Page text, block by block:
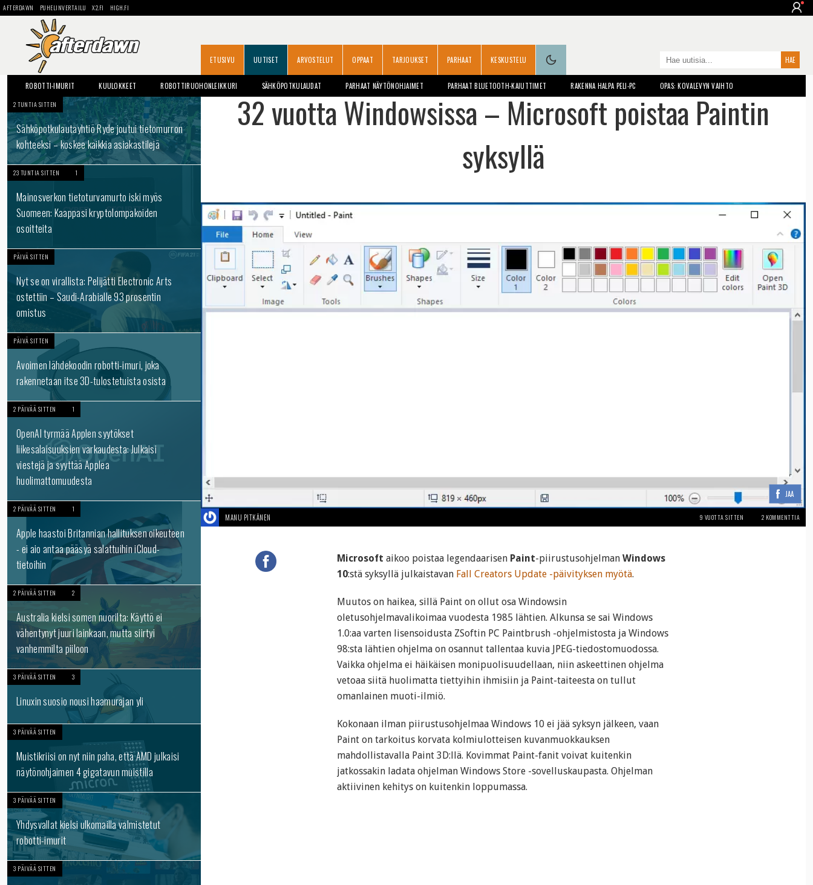
AFTERDAWN PUHELINVERTAILU X2.FI HIGH.FI
ETUSIVU UUTISET ARVOSTELUT OPPAAT TARJOUKSET PARHAAT KESKUSTELU
ROBOTTI-IMURIT KUULOKKEET ROBOTTIRUOHONLEIKKURI SÄHKÖPOTKULAUDAT PARHAAT NÄYTÖNOHJAIMET PARHAAT BLUETOOTH-KAIUTTIMET RAKENNA HALPA PELI-PC OPAS: KOVALEVYN VAIHTO
2 TUNTIA SITTEN
Sähköpotkulautayhtiö Ryde joutui tietomurron
kohteeksi – koskee kaikkia asiakastilejä
23 TUNTIA SITTEN 1
Mainosverkon tietoturvamurto iski myös
Suomeen: Kaappasi kryptolompakoiden
osoitteita
PÄIVÄ SITTEN
Nyt se on virallista: Pelijätti Electronic Arts
ostettiin – Saudi-Arabialle 93 prosentin
omistus
PÄIVÄ SITTEN
Avoimen lähdekoodin robotti-imuri, joka
rakennetaan itse 3D-tulostetuista osista
2 PÄIVÄÄ SITTEN 1
OpenAI tyrmää Applen syytökset
liikesalaisuuksien varkaudesta: Julkaisi
viestejä ja syyttää Applea
huolimattomuudesta
2 PÄIVÄÄ SITTEN 1
Apple haastoi Britannian hallituksen oikeuteen
- ei aio antaa pääsyä salattuihin iCloud-
tietoihin
2 PÄIVÄÄ SITTEN 2
Australia kielsi somen nuorilta: Käyttö ei
vähentynyt juuri lainkaan, mutta siirtyi
vanhemmilta piiloon
3 PÄIVÄÄ SITTEN 3
Linuxin suosio nousi haamurajan yli
3 PÄIVÄÄ SITTEN
Muistikriisi on nyt niin paha, että AMD julkaisi
näytönohjaimen 4 gigatavun muistilla
3 PÄIVÄÄ SITTEN
Yhdysvallat kielsi ulkomailla valmistetut
robotti-imurit
3 PÄIVÄÄ SITTEN
32 vuotta Windowsissa – Microsoft poistaa Paintin
syksyllä
JAA
MANU PITKÄNEN 9 VUOTTA SITTEN 2 KOMMENTTIA
Microsoft aikoo poistaa legendaarisen Paint-piirustusohjelman Windows
10:stä syksyllä julkaistavan Fall Creators Update -päivityksen myötä.
Muutos on haikea, sillä Paint on ollut osa Windowsin
oletusohjelmavalikoimaa vuodesta 1985 lähtien. Alkunsa se sai Windows
1.0:aa varten lisensoidusta ZSoftin PC Paintbrush -ohjelmistosta ja Windows
98:sta lähtien ohjelma on osannut tallentaa kuvia JPEG-tiedostomuodossa.
Vaikka ohjelma ei häikäisen monipuolisuudellaan, niin askeettinen ohjelma
vetoaa siitä huolimatta tiettyihin ihmisiin ja Paint-taiteesta on tullut
omanlainen muoti-ilmiö.
Kokonaan ilman piirustusohjelmaa Windows 10 ei jää syksyn jälkeen, vaan
Paint on tarkoitus korvata kolmiulotteisen kuvanmuokkauksen
mahdollistavalla Paint 3D:llä. Kovimmat Paint-fanit voivat kuitenkin
jatkossakin ladata ohjelman Windows Store -sovelluskaupasta. Ohjelman
aktiivinen kehitys on kuitenkin loppumassa.